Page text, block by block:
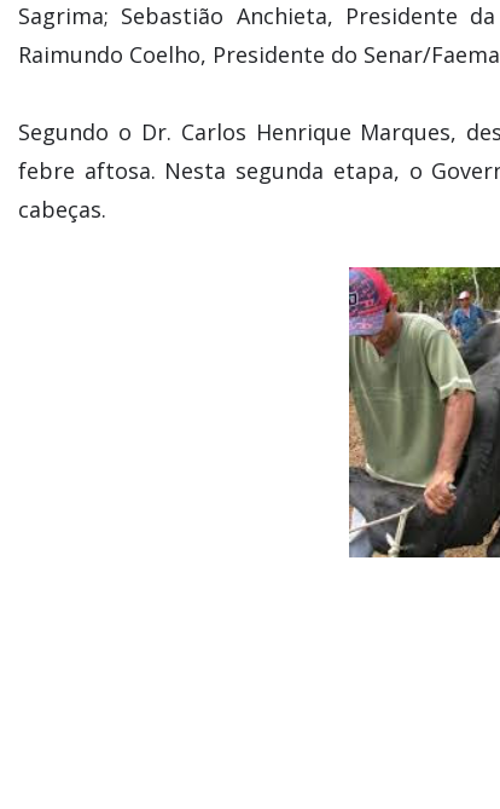
Sagrima; Sebastião Anchieta, Presidente
Raimundo Coelho, Presidente do Senar/
Segundo o Dr. Carlos Henrique Marques,
febre aftosa. Nesta segunda etapa, o
cabeças.